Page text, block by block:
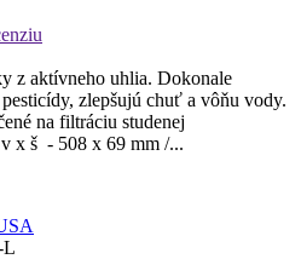
z aktívneho uhlia. Dokonale
zlepšujú chuť a vôňu vody.
na filtráciu studenej
x š - 508 x 69 mm /...
L